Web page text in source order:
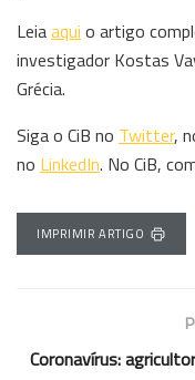
Leiaaqui o artigo
investigador Kostas
Grécia.
Siga o CiB no Twitter,
no LinkedIn. No CiB,
IMPRIMIR ARTIGO
Coronavírus: